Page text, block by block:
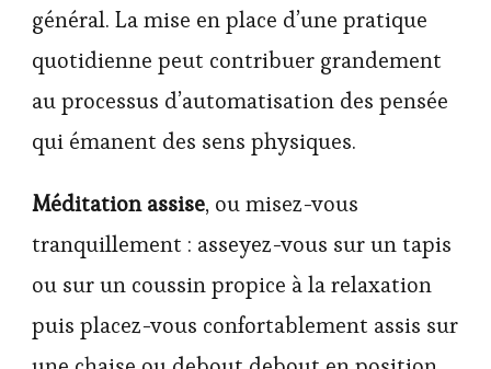
général. La mise en place d’une pratique
quotidienne peut contribuer grandement
au processus d’automatisation des pensée
qui émanent des sens physiques.
Méditation assise, ou misez-vous
tranquillement : asseyez-vous sur un tapis
ou sur un coussin propice à la relaxation
puis placez-vous confortablement assis sur